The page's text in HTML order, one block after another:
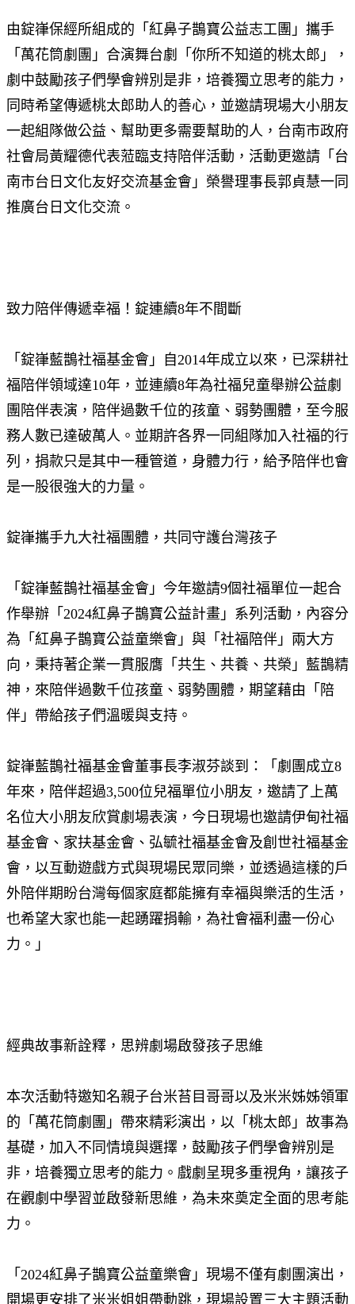
由錠嵂保經所組成的「紅鼻子鵲寶公益志工團」攜手
「萬花筒劇團」合演舞台劇「你所不知道的桃太郎」，
劇中鼓勵孩子們學會辨別是非，培養獨立思考的能力，
同時希望傳遞桃太郎助人的善心，並邀請現場大小朋友
一起組隊做公益、幫助更多需要幫助的人，台南市政府
社會局黃耀德代表蒞臨支持陪伴活動，活動更邀請「台
南市台日文化友好交流基金會」榮譽理事長郭貞慧一同
推廣台日文化交流。
致力陪伴傳遞幸福！錠連續8年不間斷
「錠嵂藍鵲社福基金會」自2014年成立以來，已深耕社
福陪伴領域達10年，並連續8年為社福兒童舉辦公益劇
團陪伴表演，陪伴過數千位的孩童、弱勢團體，至今服
務人數已達破萬人。並期許各界一同組隊加入社福的行
列，捐款只是其中一種管道，身體力行，給予陪伴也會
是一股很強大的力量。
錠嵂攜手九大社福團體，共同守護台灣孩子
「錠嵂藍鵲社福基金會」今年邀請9個社福單位一起合
作舉辦「2024紅鼻子鵲寶公益計畫」系列活動，內容分
為「紅鼻子鵲寶公益童樂會」與「社福陪伴」兩大方
向，秉持著企業一貫服膺「共生、共養、共榮」藍鵲精
神，來陪伴過數千位孩童、弱勢團體，期望藉由「陪
伴」帶給孩子們溫暖與支持。
錠嵂藍鵲社福基金會董事長李淑芬談到：「劇團成立8
年來，陪伴超過3,500位兒福單位小朋友，邀請了上萬
名位大小朋友欣賞劇場表演，今日現場也邀請伊甸社福
基金會、家扶基金會、弘毓社福基金會及創世社福基金
會，以互動遊戲方式與現場民眾同樂，並透過這樣的戶
外陪伴期盼台灣每個家庭都能擁有幸福與樂活的生活，
也希望大家也能一起踴躍捐輸，為社會福利盡一份心
力。」
經典故事新詮釋，思辨劇場啟發孩子思維
本次活動特邀知名親子台米苔目哥哥以及米米姊姊領軍
的「萬花筒劇團」帶來精彩演出，以「桃太郎」故事為
基礎，加入不同情境與選擇，鼓勵孩子們學會辨別是
非，培養獨立思考的能力。戲劇呈現多重視角，讓孩子
在觀劇中學習並啟發新思維，為未來奠定全面的思考能
力。
「2024紅鼻子鵲寶公益童樂會」現場不僅有劇團演出，
開場更安排了米米姐姐帶動跳，現場設置三大主題活動